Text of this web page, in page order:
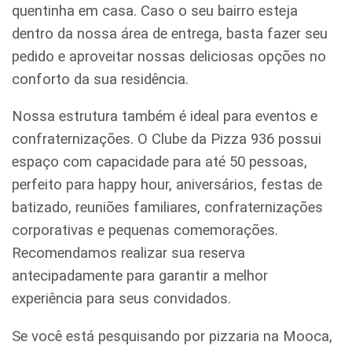
quentinha em casa. Caso o seu bairro esteja
dentro da nossa área de entrega, basta fazer seu
pedido e aproveitar nossas deliciosas opções no
conforto da sua residência.
Nossa estrutura também é ideal para eventos e
confraternizações. O Clube da Pizza 936 possui
espaço com capacidade para até 50 pessoas,
perfeito para happy hour, aniversários, festas de
batizado, reuniões familiares, confraternizações
corporativas e pequenas comemorações.
Recomendamos realizar sua reserva
antecipadamente para garantir a melhor
experiência para seus convidados.
Se você está pesquisando por pizzaria na Mooca,